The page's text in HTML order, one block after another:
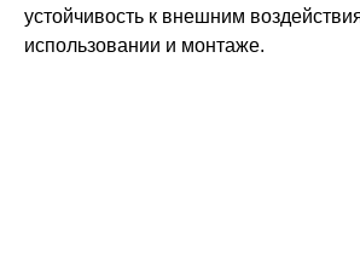
устойчивость к внешним
использовании и монтаже.